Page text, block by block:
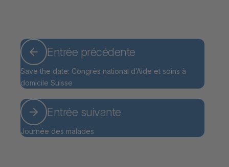
Entrée précédente
Save the date: Congrès national d’Aide et soins à
domicile Suisse
Entrée suivante
Journée des malades